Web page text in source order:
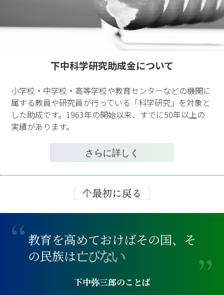
下中科学研究助成金について
小学校・中学校・高等学校や教育センターなどの機関に
属する教員や研究員が行っている「科学研究」を対象と
した助成です。1963年の開始以来、すでに50年以上の
実績があります。
さらに詳しく
教育を高めておけばその国、 そ
の民族は亡びない
下中弥三郎のことば